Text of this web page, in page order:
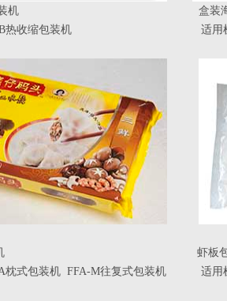
产品包装机 盒装
FFB热收缩包装机 适用机型：
饺包装机 虾板包
枕式包装机 FFA-M往复式包装机 适用